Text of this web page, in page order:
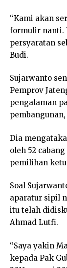
“Kami akan
formulir nanti.
persyaratan
Budi.
Sujarwanto
Pemprov
pengalaman
Dia
oleh 52
pemilihan
Soal
aparatur sipil
itu telah
Ahmad Lutfi.
“Saya yakin
kepada Pak